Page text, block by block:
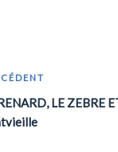
LE ZEBRE